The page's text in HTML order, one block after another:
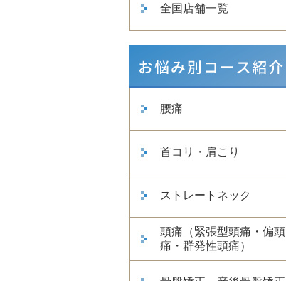
全国店舗一覧
腰痛
首コリ・肩こり
ストレートネック
頭痛（緊張型頭痛・偏頭
痛・群発性頭痛）